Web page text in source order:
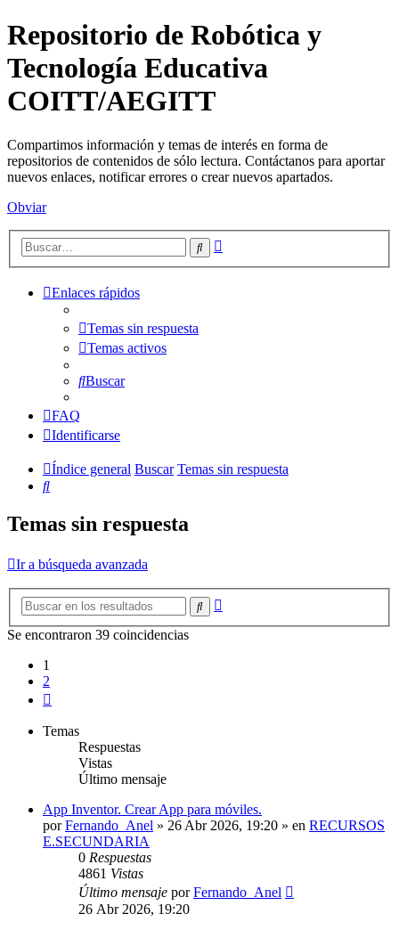
Repositorio de Robótica y
Tecnología Educativa
COITT/AEGITT
Compartimos información y temas de interés en forma de
repositorios de contenidos de sólo lectura. Contáctanos para aportar
nuevos enlaces, notificar errores o crear nuevos apartados.
Obviar
Buscar
Enlaces rápidos
Temas sin respuesta
Temas activos
Buscar
FAQ
Identificarse
Índice general Buscar Temas sin respuesta
Buscar
Temas sin respuesta
Ir a búsqueda avanzada
Buscar
Se encontraron 39 coincidencias
1
2
Temas
Respuestas
Vistas
Último mensaje
App Inventor. Crear App para móviles.
porFernando_Anel » 26 Abr 2026, 19:20 » en RECURSOS
E.SECUNDARIA
0 Respuestas
4861 Vistas
Último mensaje porFernando_Anel
26 Abr 2026, 19:20